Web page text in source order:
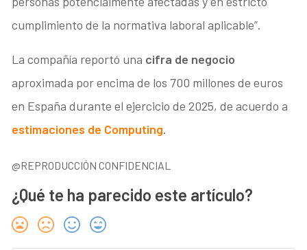
cumplimiento de la normativa laboral aplicable”.
La compañía reportó una cifra de negocio
aproximada por encima de los 700 millones de euros
en España durante el ejercicio de 2025, de acuerdo a
estimaciones de Computing.
@REPRODUCCIÓN CONFIDENCIAL
¿Qué te ha parecido este artículo?